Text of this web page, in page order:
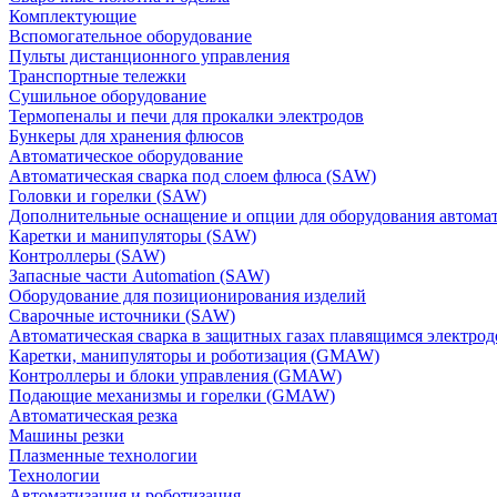
Комплектующие
Вспомогательное оборудование
Пульты дистанционного управления
Транспортные тележки
Сушильное оборудование
Термопеналы и печи для прокалки электродов
Бункеры для хранения флюсов
Автоматическое оборудование
Автоматическая сварка под слоем флюса (SAW)
Головки и горелки (SAW)
Дополнительные оснащение и опции для оборудования
Каретки и манипуляторы (SAW)
Контроллеры (SAW)
Запасные части Automation (SAW)
Оборудование для позиционирования изделий
Сварочные источники (SAW)
Автоматическая сварка в защитных газах плавящимся
Каретки, манипуляторы и роботизация (GMAW)
Контроллеры и блоки управления (GMAW)
Подающие механизмы и горелки (GMAW)
Автоматическая резка
Машины резки
Плазменные технологии
Технологии